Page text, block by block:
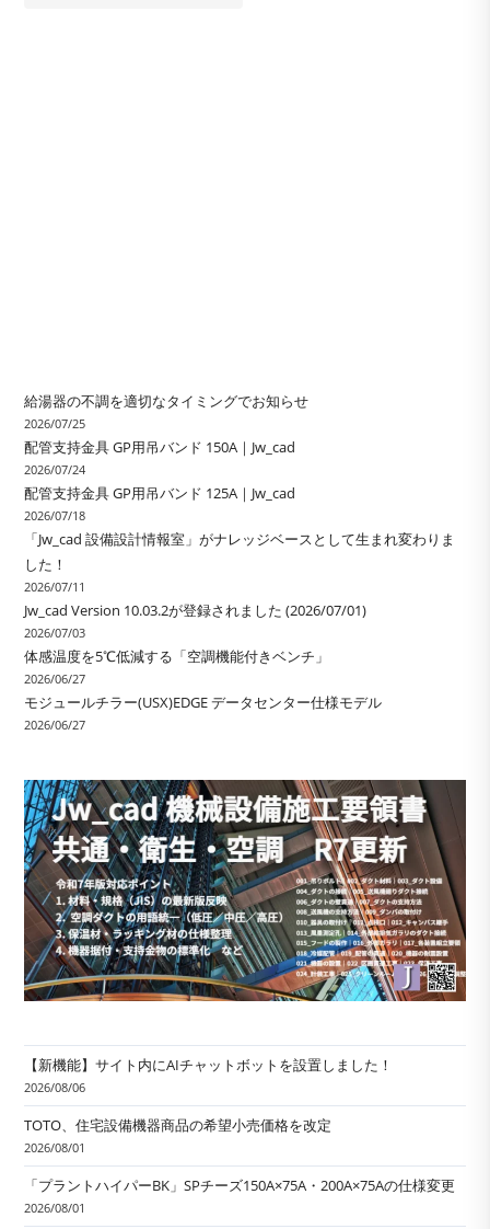
給湯器の不調を適切なタイミングでお知らせ
2026/07/25
配管支持金具 GP用吊バンド 150A｜Jw_cad
2026/07/24
配管支持金具 GP用吊バンド 125A｜Jw_cad
2026/07/18
「Jw_cad 設備設計情報室」がナレッジベースとして生まれ変わりま
した！
2026/07/11
Jw_cad Version 10.03.2が登録されました (2026/07/01)
2026/07/03
体感温度を5℃低減する「空調機能付きベンチ」
2026/06/27
モジュールチラー(USX)EDGE データセンター仕様モデル
2026/06/27
【新機能】サイト内にAIチャットボットを設置しました！
2026/08/06
TOTO、住宅設備機器商品の希望小売価格を改定
2026/08/01
「プラントハイパーBK」SPチーズ150A×75A・200A×75Aの仕様変更
2026/08/01